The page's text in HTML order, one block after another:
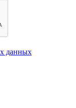
данных